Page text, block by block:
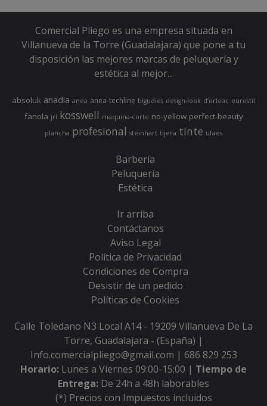
Comercial Pliego es una empresa situada en
Villanueva de la Torre (Guadalajara) que pone a tu
disposición las mejores marcas de peluquería y
estética al mejor...
absoluk anadia anea anea-techline bigudies design-look d’orleac eurostil
fanola jrl kosswell maquina-corte no-yellow perfect-beauty
plancha profesional steinhart tijera tinte ufaes
Barbería
Peluquería
Estética
Ir arriba
Contáctanos
Aviso Legal
Política de Privacidad
Condiciones de Compra
Desistir de un pedido
Políticas de Cookies
Calle Toledano N3 Local A14 - 19209 Villanueva De La
Torre, Guadalajara - (España) |
Info.comercialpliego@gmail.com | 686 829 253
Horario: Lunes a Viernes 09:00-15:00 | Tiempo de
Entrega: De 24h a 48h laborables
(*) Precios con Impuestos incluidos